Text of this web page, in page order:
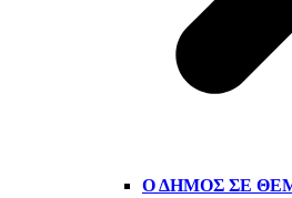
Ο ΔΉΜΟΣ ΣΕ